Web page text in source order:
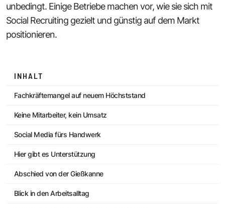
unbedingt. Einige Betriebe machen vor, wie sie sich mit
Social Recruiting gezielt und günstig auf dem Markt
positionieren.
INHALT
Fachkräftemangel auf neuem Höchststand
Keine Mitarbeiter, kein Umsatz
Social Media fürs Handwerk
Hier gibt es Unterstützung
Abschied von der Gießkanne
Blick in den Arbeitsalltag